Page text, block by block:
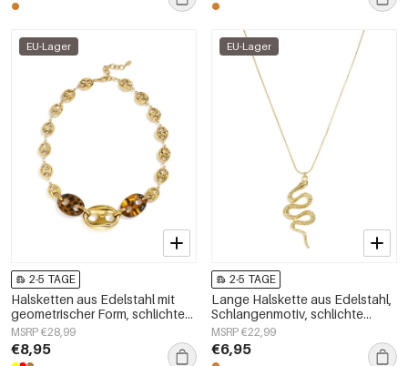
EU-Lager
2-5 TAGE
Halsketten aus Edelstahl mit
geometrischer Form, schlichte
Alltags-Serie, Damenschmuck
MSRP €28,99
€8,95
EU-Lager
2-5 TAGE
Lange Halskette aus Edelstahl,
Schlangenmotiv, schlichte
Alltags-Serie, Damenschmuck
MSRP €22,99
€6,95